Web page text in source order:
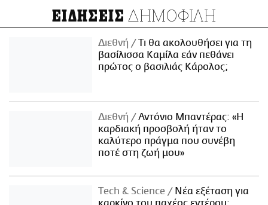
ΕΙΔΗΣΕΙΣ ΔΗΜΟΦΙΛΗ
Διεθνή
Τι θα ακολουθήσει για τη
βασίλισσα Καμίλα εάν πεθάνει
πρώτος ο βασιλιάς Κάρολος;
Διεθνή
Αντόνιο Μπαντέρας: «Η
καρδιακή προσβολή ήταν το
καλύτερο πράγμα που συνέβη
ποτέ στη ζωή μου»
Τech & Science
Νέα εξέταση για